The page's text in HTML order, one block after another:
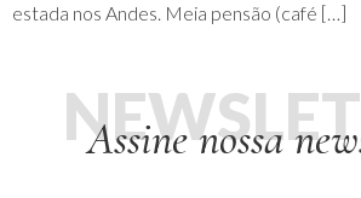
estada nos Andes. Meia pensão (café […]
Assine nossa